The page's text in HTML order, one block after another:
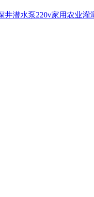
井潜水泵220v家用农业灌